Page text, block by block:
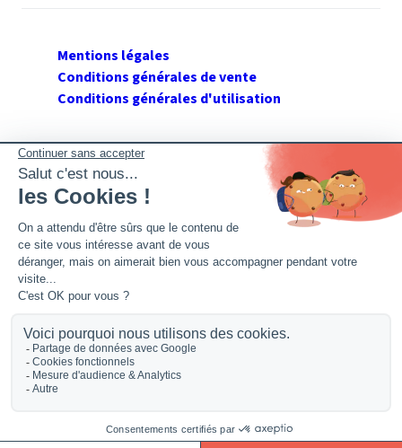
Mentions légales
Conditions générales de vente
Conditions générales d'utilisation
SUIVEZ GERANT DE SARL
Twitter
Facebook
Montpellier. Siret : 394 264 709 00020. R.C.S. Montpellier.